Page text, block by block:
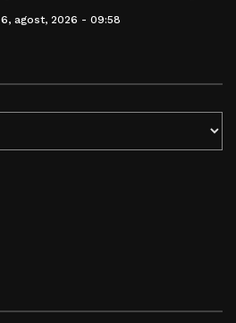
6, agost, 2026 - 09:58